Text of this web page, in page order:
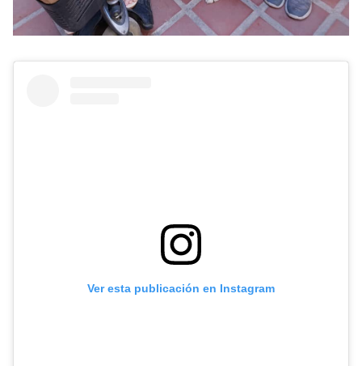
Ver esta publicación en Instagram